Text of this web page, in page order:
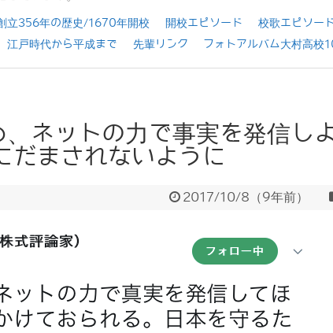
立356年の歴史/1670年開校 開校エピソード 校歌エピソー
江戸時代から平成まで 先輩リンク フォトアルバム大村高
、ネットの力で事実を発信し
だまされないように
2017/10/8 （9年前）